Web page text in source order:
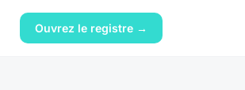
Ouvrez le registre →